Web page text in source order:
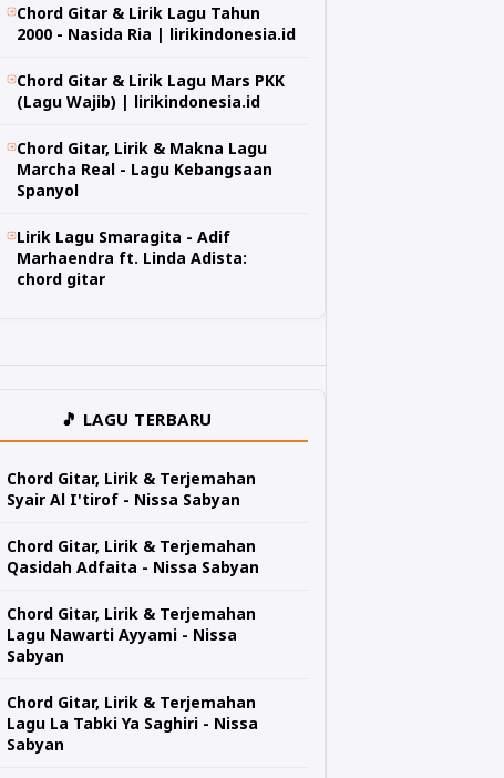
Chord Gitar & Lirik Lagu Tahun
2000 - Nasida Ria | lirikindonesia.id
Chord Gitar & Lirik Lagu Mars PKK
(Lagu Wajib) | lirikindonesia.id
Chord Gitar, Lirik & Makna Lagu
Marcha Real - Lagu Kebangsaan
Spanyol
Lirik Lagu Smaragita - Adif
Marhaendra ft. Linda Adista:
chord gitar
🎵 LAGU TERBARU
Chord Gitar, Lirik & Terjemahan
Syair Al I'tirof - Nissa Sabyan
Chord Gitar, Lirik & Terjemahan
Qasidah Adfaita - Nissa Sabyan
Chord Gitar, Lirik & Terjemahan
Lagu Nawarti Ayyami - Nissa
Sabyan
Chord Gitar, Lirik & Terjemahan
Lagu La Tabki Ya Saghiri - Nissa
Sabyan